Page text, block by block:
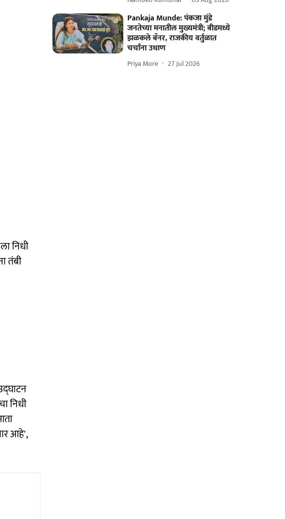
निधी
तंबी
निधी
आहे',
Pankaja Munde: पंकजा मुंडे
जनतेच्या मनातील मुख्यमंत्री; बीडमध्ये
झळकले बॅनर, राजकीय वर्तुळात
चर्चांना उधाण
Priya More 27 Jul 2026